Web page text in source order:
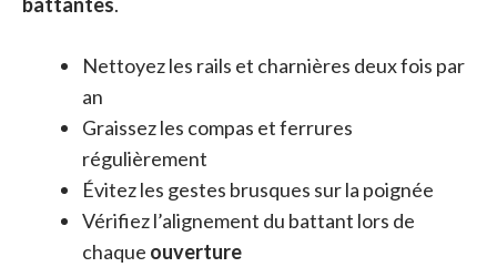
Nettoyez les rails et charnières deux fois par
an
Graissez les compas et ferrures
régulièrement
Évitez les gestes brusques sur la poignée
Vérifiez l’alignement du battant lors de
chaque ouverture